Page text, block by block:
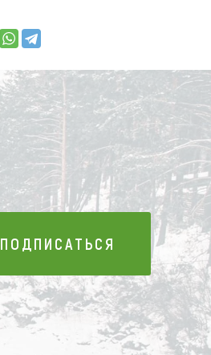
ПОДПИСАТЬСЯ
ПОДПИСАТЬСЯ